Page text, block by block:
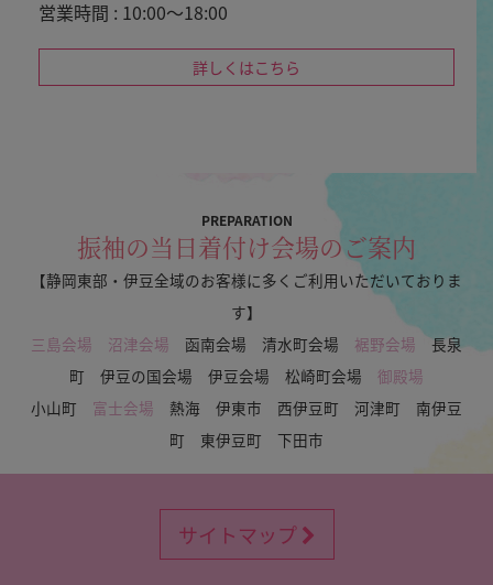
営業時間 : 10:00～18:00
詳しくはこちら
PREPARATION
振袖の当日着付け会場のご案内
【静岡東部・伊豆全域のお客様に多くご利用いただいておりま
す】
三島会場
沼津会場 函南会場 清水町会場 裾野会場 長泉
町 伊豆の国会場 伊豆会場 松崎町会場 御殿場
小山町 富士会場 熱海 伊東市 西伊豆町 河津町 南伊豆
町 東伊豆町 下田市
サイトマップ